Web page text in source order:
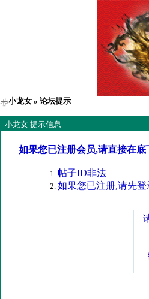
小龙女 » 论坛提示
小龙女 提示信息
如果您已注册会员,请直接在
帖子ID非法
如果您已注册,请先